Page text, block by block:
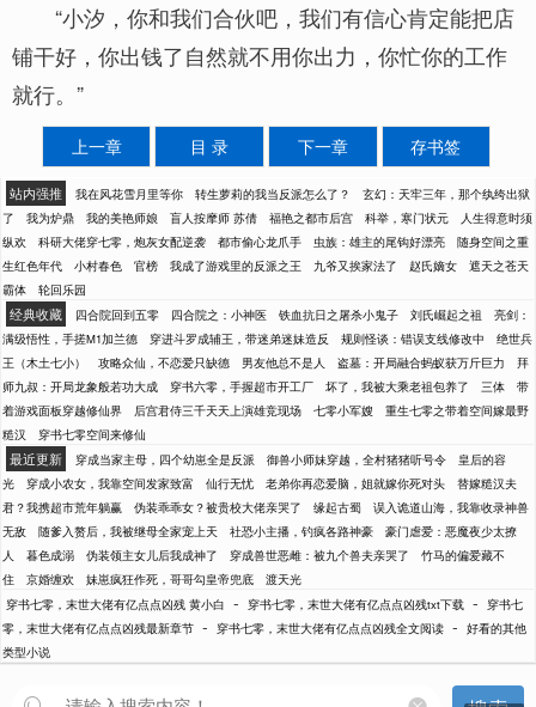
“小汐，你和我们合伙吧，我们有信心肯定能把店
铺干好，你出钱了自然就不用你出力，你忙你的工作
就行。”
上一章 目 录 下一章 存书签
站内强推 我在风花雪月里等你 转生萝莉的我当反派怎么了？
玄幻：天牢三年，那个纨绔出狱
了
我为炉鼎 我的美艳师娘 盲人按摩师 苏倩 福艳之都市后宫 科举，寒门状元
人生得意时须
纵欢
科研大佬穿七零，炮灰女配逆袭 都市偷心龙爪手 虫族：雄主的尾钩好漂亮
随身空间之重
生红色年代
小村春色 官榜 我成了游戏里的反派之王 九爷又挨家法了 赵氏嫡女
遮天之苍天
霸体
轮回乐园
经典收藏 四合院回到五零 四合院之：小神医 铁血抗日之屠杀小鬼子 刘氏崛起之祖
亮剑：
满级悟性，手搓M1加兰德
穿进斗罗成辅王，带迷弟迷妹造反 规则怪谈：错误支线修改中
绝世兵
王（木土七小）
攻略众仙，不恋爱只缺德 男友他总不是人 盗墓：开局融合蚂蚁获万斤巨力
拜
师九叔：开局龙象般若功大成
穿书六零，手握超市开工厂 坏了，我被大乘老祖包养了 三体
带
着游戏面板穿越修仙界
后宫君侍三千天天上演雄竞现场 七零小军嫂
重生七零之带着空间嫁最野
糙汉
穿书七零空间来修仙
最近更新 穿成当家主母，四个幼崽全是反派 御兽小师妹穿越，全村猪猪听号令
皇后的容
光
穿成小农女，我靠空间发家致富 仙行无忧 老弟你再恋爱脑，姐就嫁你死对头
替嫁糙汉夫
君？我携超市荒年躺赢
伪装乖乖女？被贵校大佬亲哭了 缘起古蜀
误入诡道山海，我靠收录神兽
无敌
随爹入赘后，我被继母全家宠上天 社恐小主播，钓疯各路神豪
豪门虐爱：恶魔夜少太撩
人
暮色成溺 伪装领主女儿后我成神了 穿成兽世恶雌：被九个兽夫亲哭了
竹马的偏爱藏不
住
京婚缠欢 妹崽疯狂作死，哥哥勾皇帝兜底
渡天光
穿书七零，末世大佬有亿点点凶残 黄小白 - 穿书七零，末世大佬有亿点点凶残txt下载 -
穿书七
零，末世大佬有亿点点凶残最新章节 - 穿书七零，末世大佬有亿点点凶残全文阅读 - 好看的其他
类型小说